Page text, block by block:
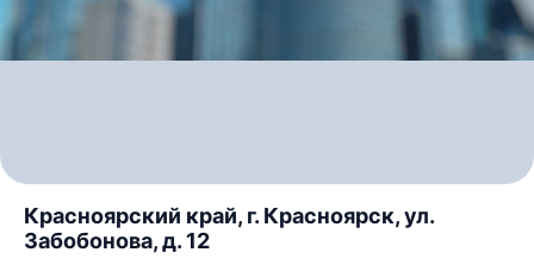
Красноярский край, г. Красноярск, ул.
Забобонова, д. 12